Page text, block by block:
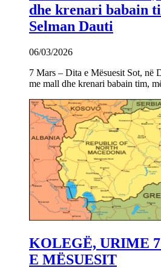
dhe krenari babain
Selman Dauti
06/03/2026
7 Mars – Dita e Mësuesit Sot, në
me mall dhe krenari babain tim,
KOLEGË, URIME
E MËSUESIT